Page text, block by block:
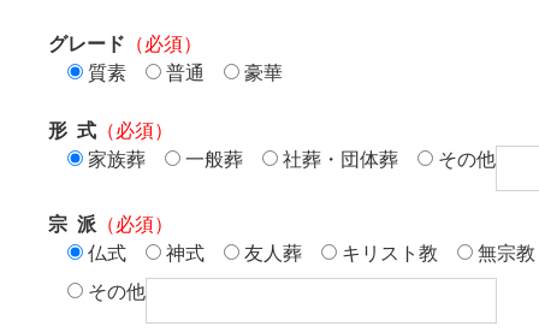
グレード （必須）
質素
普通 豪華
形 式 （必須）
家族葬
一般葬 社葬・団体葬 その他
宗 派 （必須）
仏式
神式 友人葬 キリスト教
無宗教
その他